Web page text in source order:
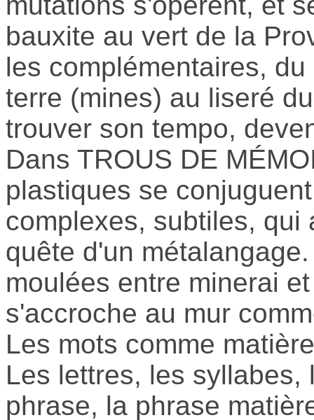
bauxite au vert de la
les complémentaires,
terre (mines) au liseré
trouver son tempo,
Dans TROUS DE
plastiques se
complexes, subtiles, qui
quête d'un
moulées entre minerai
s'accroche au mur
Les mots comme matière
Les lettres, les syllabes,
phrase, la phrase